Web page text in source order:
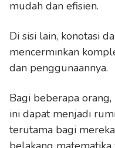
mudah dan efisien.
Di sisi lain, konotasi
mencerminkan
dan penggunaannya.
Bagi beberapa
ini dapat menjadi
terutama bagi